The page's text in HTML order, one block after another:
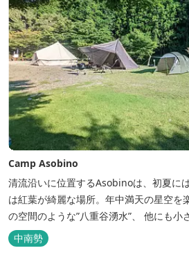
Camp Asobino
清流沿いに位置するAsobinoは、初夏に
は紅葉が綺麗な場所。年中満天の星空を楽しめます
の空間のような”八重谷湧水”、 他にも小
像させる”風穴”などがあり、自然が豊かなス
備。テントサウナもご利用いただけます
中南勢